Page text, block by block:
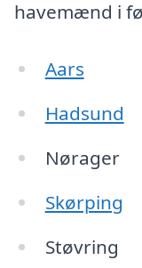
havemænd i
Aars
Hadsund
Nørager
Skørping
Støvring